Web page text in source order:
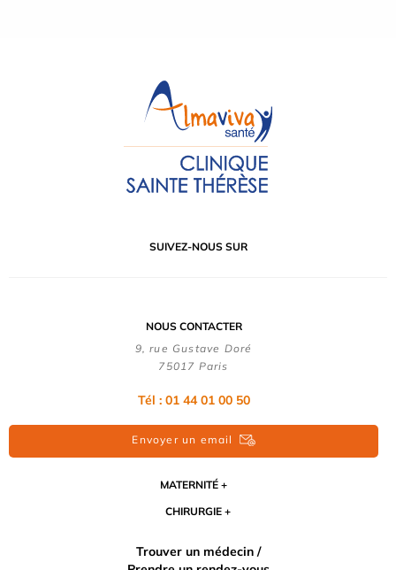
SUIVEZ-NOUS SUR
NOUS CONTACTER
9, rue Gustave Doré
75017 Paris
Tél : 01 44 01 00 50
Envoyer un email
MATERNITÉ
CHIRURGIE
Trouver un médecin /